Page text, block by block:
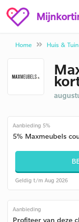
Home Huis & Tuin
Aanbieding 5%
5% Maxmeubels
Geldig t/m Aug 2026
Aanbieding
Profiteer van deze